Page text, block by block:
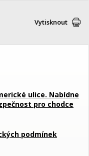
Vytisknout
ulice. Nabídne
pro chodce
podmínek